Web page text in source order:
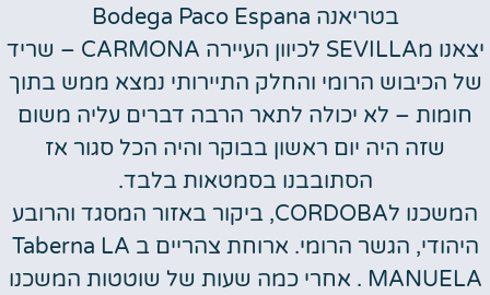
בטריאנה Bodega Paco Espana
יצאנו מSEVILLA לכיוון העיירה CARMONA – שריד
של הכיבוש הרומי והחלק התיירותי נמצא ממש בתוך
חומות – לא יכולה לתאר הרבה דברים עליה משום
שזה היה יום ראשון בבוקר והיה הכל סגור אז
הסתובבנו בסמטאות בלבד.
המשכנו לCORDOBA, ביקור באזור המסגד והרובע
היהודי, הגשר הרומי. ארוחת צהריים ב Taberna LA
MANUELA . אחרי כמה שעות של שוטטות המשכנו